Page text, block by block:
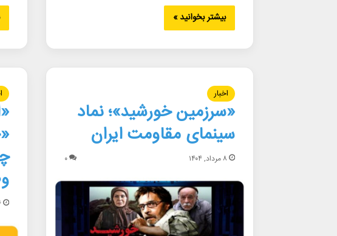
بیشتر بخوانید »
اخبار
«سرزمین خورشید»؛ نماد
سینمای مقاومت ایران
۸ مرداد, ۱۴۰۴ ۰
۶